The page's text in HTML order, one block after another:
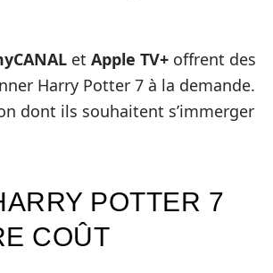
et Apple TV+ offrent des
Harry Potter 7 à la demande.
dont ils souhaitent s’immerger
POTTER 7
COÛT